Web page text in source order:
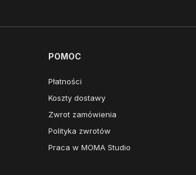
POMOC
Płatności
Koszty dostawy
Zwrot zamówienia
Polityka zwrotów
Praca w MOMA Studio